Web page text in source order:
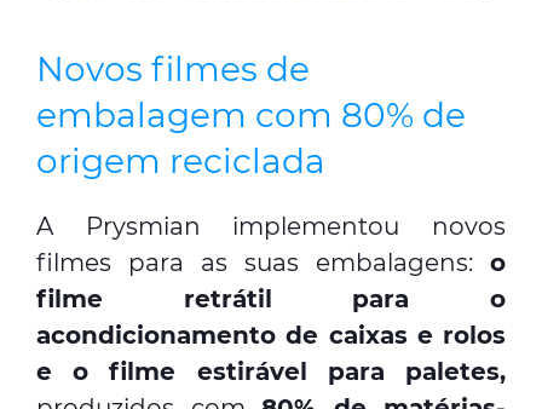
Novos filmes de
embalagem com 80% de
origem reciclada
A Prysmian implementou novos
filmes para as suas embalagens: o
filme retrátil para o
acondicionamento de caixas e rolos
e o filme estirável para paletes,